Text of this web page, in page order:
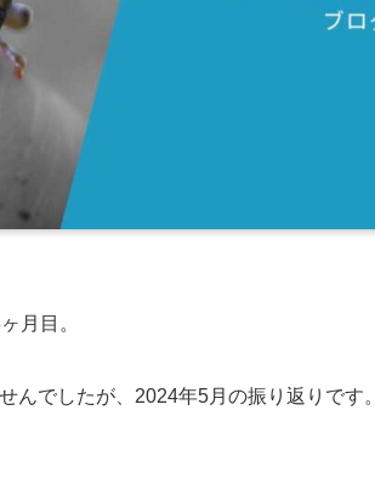
月目。
んでしたが、2024年5月の振り返りです。